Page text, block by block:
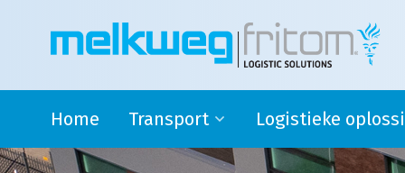
Home Transport
Rijdende melkontvangst
Logistieke
Safety stock